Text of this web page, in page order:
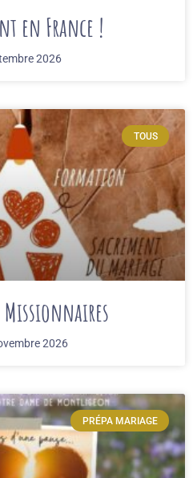
en France !
2026
TOUS
Missionnaires
2026
PRÉPA MARIAGE